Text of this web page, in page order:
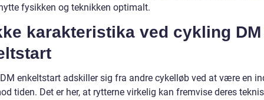
fysikken og teknikken optimalt.
karakteristika ved cykling DM
enkeltstart adskiller sig fra andre cykelløb ved at være en
tiden. Det er her, at rytterne virkelig kan fremvise deres